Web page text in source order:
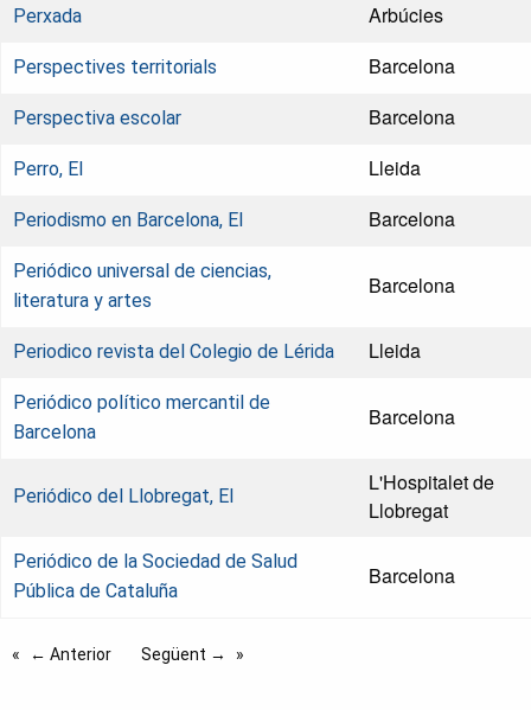
Perxada Arbúcies
Perspectives territorials Barcelona
Perspectiva escolar Barcelona
Perro, El Lleida
Periodismo en Barcelona, El Barcelona
Periódico universal de ciencias,
literatura y artes
Barcelona
Periodico revista del Colegio de Lérida Lleida
Periódico político mercantil de
Barcelona
Barcelona
Periódico del Llobregat, El
L'Hospitalet de
Llobregat
Periódico de la Sociedad de Salud
Pública de Cataluña
Barcelona
← Anterior Següent →